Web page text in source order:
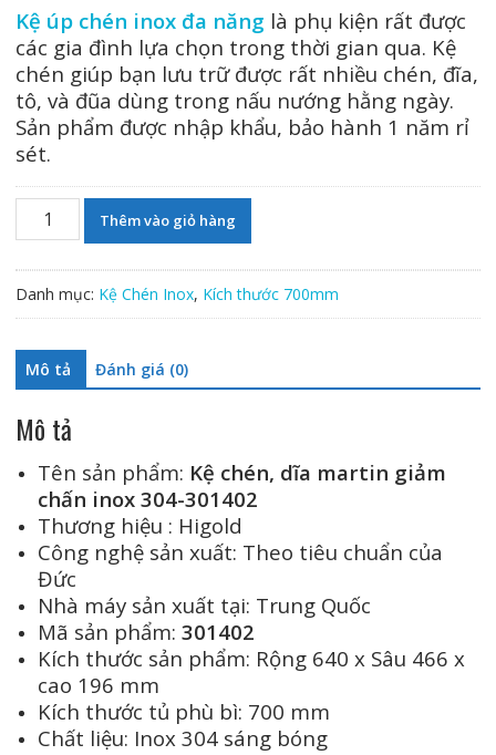
là:
4,880,000 ₫.
tại
là:
4,392,000 ₫.
Kệ úp chén inox đa năng là phụ kiện rất được
các gia đình lựa chọn trong thời gian qua. Kệ
chén giúp bạn lưu trữ được rất nhiều chén, đĩa,
tô, và đũa dùng trong nấu nướng hằng ngày.
Sản phẩm được nhập khẩu, bảo hành 1 năm rỉ
sét.
chén
ray
chấn
inox
301402
lượng
Thêm vào giỏ hàng
Danh mục: Kệ Chén Inox, Kích thước 700mm
Mô tả Đánh giá (0)
Mô tả
Tên sản phẩm: Kệ chén, dĩa martin giảm
chấn inox 304-301402
Thương hiệu : Higold
Công nghệ sản xuất: Theo tiêu chuẩn của
Đức
Nhà máy sản xuất tại: Trung Quốc
Mã sản phẩm: 301402
Kích thước sản phẩm: Rộng 640 x Sâu 466 x
cao 196 mm
Kích thước tủ phù bì: 700 mm
Chất liệu: Inox 304 sáng bóng